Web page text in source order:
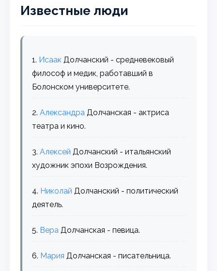
Известные люди
1. Исаак Долчанский - средневековый
философ и медик, работавший в
Болонском университете.
2.Александра Долчанская - актриса
театра и кино.
3.Алексей Долчанский - итальянский
художник эпохи Возрождения.
4. Николай Долчанский - политический
деятель.
5. Вера Долчанская - певица.
6. Мария Долчанская - писательница.